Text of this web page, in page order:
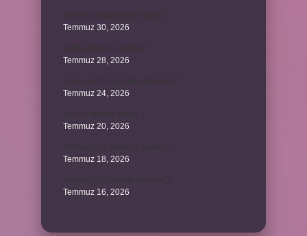
Temmuz 30, 2026
Temmuz 28, 2026
Temmuz 24, 2026
Temmuz 20, 2026
Temmuz 18, 2026
Temmuz 16, 2026